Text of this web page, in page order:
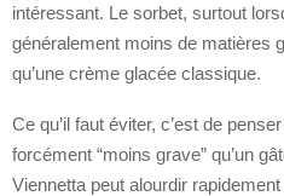
intéressant. Le sorbet, surtout
généralement moins de matières
qu’une crème glacée classique.
Ce qu’il faut éviter, c’est de
forcément “moins grave” qu’un
Viennetta peut alourdir